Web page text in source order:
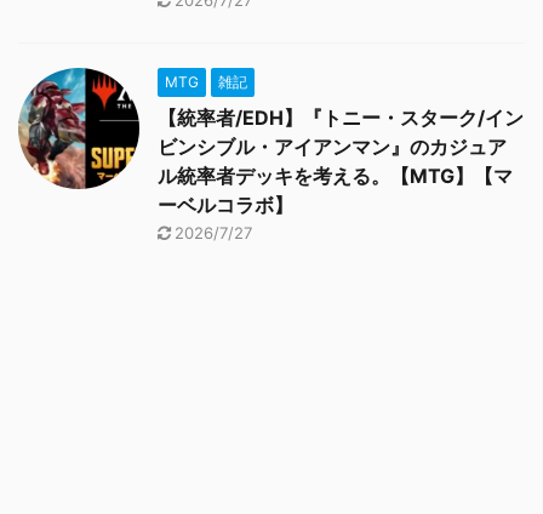
MTG 雑記
【統率者/EDH】『トニー・スターク/イン
ビンシブル・アイアンマン』のカジュア
ル統率者デッキを考える。【MTG】【マ
ーベルコラボ】
2026/7/27